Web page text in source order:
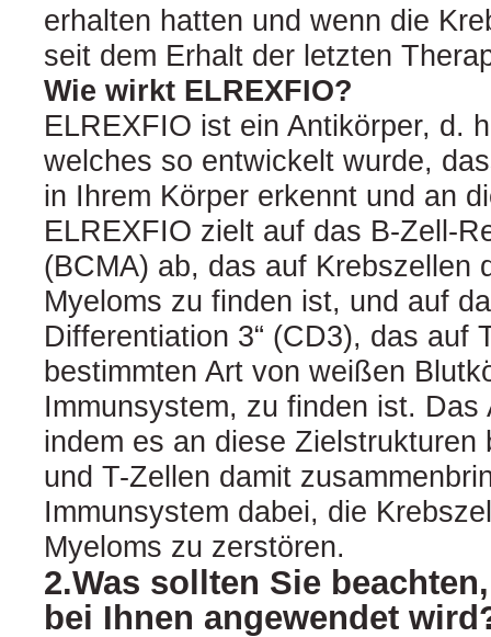
erhalten hatten und wenn die
seit dem Erhalt der letzten
Wie wirkt ELREXFIO?
ELREXFIO ist ein Antikörper, d.
welches so entwickelt wurde,
in Ihrem Körper erkennt und an
ELREXFIO zielt auf das B-Zell-
(BCMA) ab, das auf Krebszellen
Myeloms zu finden ist, und auf
Differentiation 3“ (CD3), das auf
bestimmten Art von weißen
Immunsystem, zu finden ist. Das
indem es an diese Zielstrukturen
und T-Zellen damit
Immunsystem dabei, die
Myeloms zu zerstören.
2.Was sollten Sie
bei Ihnen angewendet